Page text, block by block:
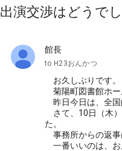
出演交渉はどうで
館長
unread,
to H23おんかつ
お久しぶりです。
菊陽町図書館ホー
昨日今日は、全国
さて、10日（木）
た。
事務所からの返事
一番いいのは、お